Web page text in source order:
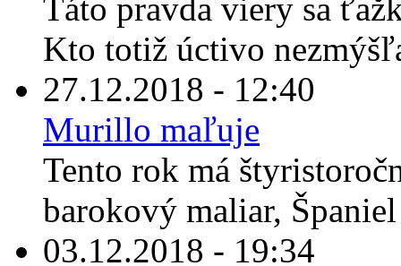
Táto pravda viery sa
Kto totiž úctivo
27.12.2018 - 12:40
Murillo maľuje
Tento rok má
barokový maliar,
03.12.2018 - 19:34